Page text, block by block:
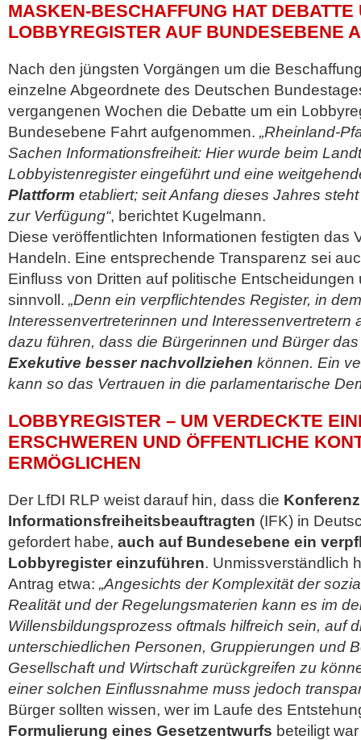
MASKEN-BESCHAFFUNG HAT DEBATTE
LOBBYREGISTER AUF BUNDESEBENE
Nach den jüngsten Vorgängen um die
einzelne Abgeordnete des Deutschen
vergangenen Wochen die Debatte um ein
Bundesebene Fahrt aufgenommen. „Rheinland-
Sachen Informationsfreiheit: Hier wurde beim
Lobbyistenregister eingeführt und eine
Plattform etabliert; seit Anfang dieses Jahres
zur Verfügung“, berichtet Kugelmann.
Diese veröffentlichten Informationen festigten das
Handeln. Eine entsprechende Transparenz sei
Einfluss von Dritten auf politische
sinnvoll. „Denn ein verpflichtendes Register, in
Interessenvertreterinnen und Interessenvertretern
dazu führen, dass die Bürgerinnen und Bürger
Exekutive besser nachvollziehen können. Ein
kann so das Vertrauen in die parlamentarische
LOBBYREGISTER – UM VERDECKTE
ERSCHWEREN UND ÖFFENTLICHE
ERMÖGLICHEN
Der LfDI RLP weist darauf hin, dass die
Informationsfreiheitsbeauftragten (IFK) in
gefordert habe, auch auf Bundesebene ein
Lobbyregister einzuführen. Unmissverständlich
Antrag etwa: „Angesichts der Komplexität der
Realität und der Regelungsmaterien kann es im
Willensbildungsprozess oftmals hilfreich sein, auf
unterschiedlichen Personen, Gruppierungen und
Gesellschaft und Wirtschaft zurückgreifen zu
einer solchen Einflussnahme muss jedoch
Bürger sollten wissen, wer im Laufe des
Formulierung eines Gesetzentwurfs beteiligt